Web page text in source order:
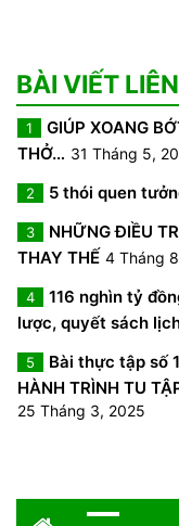
BÀI VIẾT
1
GIÚP XOANG
THỞ… 31 Tháng 5,
2 5 thói quen
3
NHỮNG ĐIỀU
THAY THẾ 4 Tháng
4
116 nghìn tỷ
lược, quyết sách
5
Bài thực tập số
HÀNH TRÌNH TU
25 Tháng 3, 2025